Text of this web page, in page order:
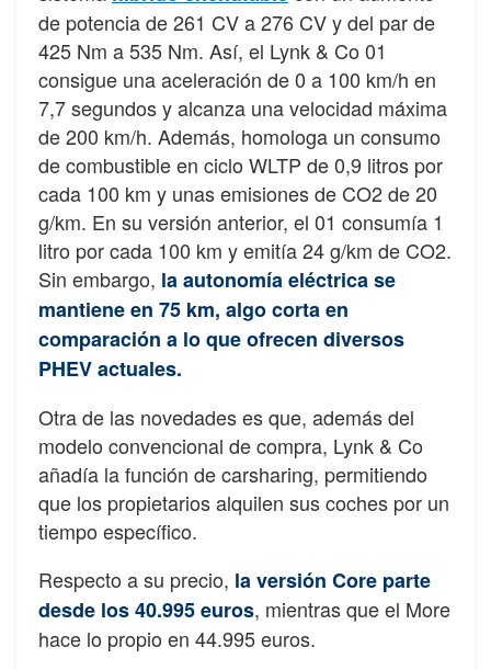
de potencia de 261 CV a 276 CV y del par de
425 Nm a 535 Nm. Así, el Lynk & Co 01
consigue una aceleración de 0 a 100 km/h en
7,7 segundos y alcanza una velocidad máxima
de 200 km/h. Además, homologa un consumo
de combustible en ciclo WLTP de 0,9 litros por
cada 100 km y unas emisiones de CO2 de 20
g/km. En su versión anterior, el 01 consumía 1
litro por cada 100 km y emitía 24 g/km de CO2.
Sin embargo, la autonomía eléctrica se
mantiene en 75 km, algo corta en
comparación a lo que ofrecen diversos
PHEV actuales.
Otra de las novedades es que, además del
modelo convencional de compra, Lynk & Co
añadía la función de carsharing, permitiendo
que los propietarios alquilen sus coches por un
tiempo específico.
Respecto a su precio, la versión Core parte
desde los40.995 euros, mientras que el More
hace lo propio en 44.995 euros.